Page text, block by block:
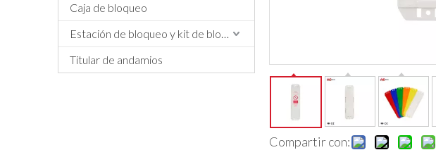
Caja de bloqueo
Estación de bloqueo y kit de bloqueo
Titular de andamios
Compartir con: